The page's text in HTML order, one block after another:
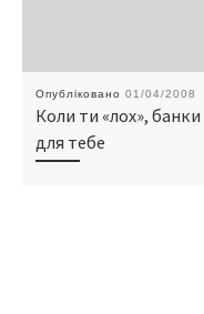
Опубліковано 01/04/2008
Коли ти «лох», банки
для тебе